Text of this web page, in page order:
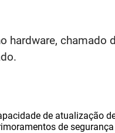
chamado
de atualização
de